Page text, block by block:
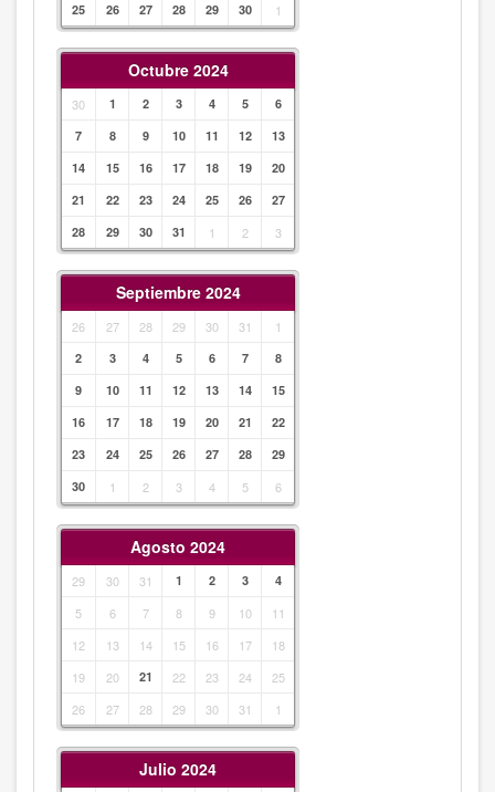
25
26 27 28 29 30 1
Octubre 2024
30 1 2 3 4 5
6
7
8 9 10 11 12
13
14
15 16 17 18 19
20
21
22 23 24 25 26
27
28
29 30 31 1 2 3
Septiembre 2024
26 27 28 29 30 31 1
2 3 4 5 6 7
8
9
10 11 12 13 14
15
16
17 18 19 20 21
22
23
24 25 26 27 28
29
30
1 2 3 4 5 6
Agosto 2024
29 30 31 1 2 3 4
5 6 7 8 9 10
11
12
13 14 15 16 17
18
19
20 21 22 23 24
25
26
27 28 29 30 31 1
Julio 2024